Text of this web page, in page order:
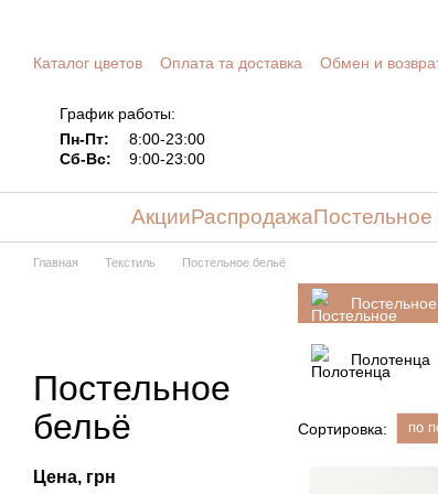
Каталог цветов Оплата та доставка Обмен и
График работы:
Пн-Пт:
8:00-23:00
Сб-Вс:
9:00-23:00
АкцииРаспродажаПостельное
Главная Текстиль Постельное бельё
Постельное
бельё
Полотенца
Сортировка: по
Цена, грн